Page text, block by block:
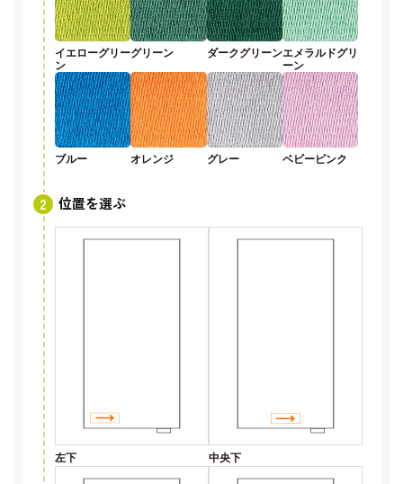
イエローグリー
ン
グリーン ダークグリーンエメラルドグリ
ーン
ブルー オレンジ グレー ベビーピンク
位置を選ぶ
左下 中央下